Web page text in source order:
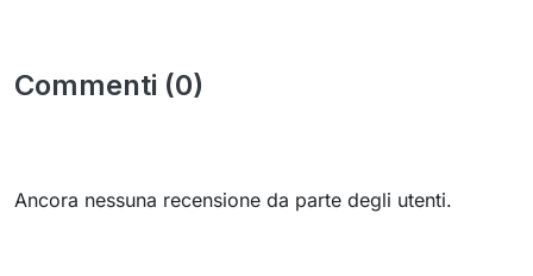
Commenti (0)
Ancora nessuna recensione da parte degli utenti.